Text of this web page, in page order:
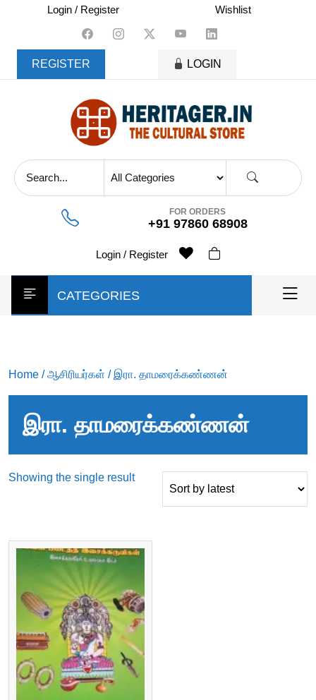
content
Login / Register Wishlist
REGISTER LOGIN
FOR ORDERS
+91 97860 68908
Login / Register
CATEGORIES
Home /ஆசிரியர்கள் / இரா. தாமரைக்கண்ணன்
இரா. தாமரைக்கண்ணன்
Showing the single result